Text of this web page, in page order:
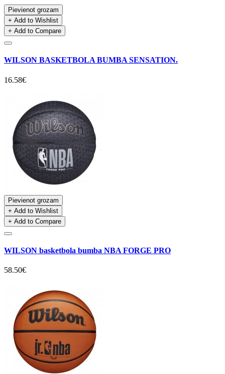
Pievienot grozam
+ Add to Wishlist
+ Add to Compare
WILSON BASKETBOLA BUMBA SENSATION.
16.58€
Pievienot grozam
+ Add to Wishlist
+ Add to Compare
WILSON basketbola bumba NBA FORGE PRO
58.50€